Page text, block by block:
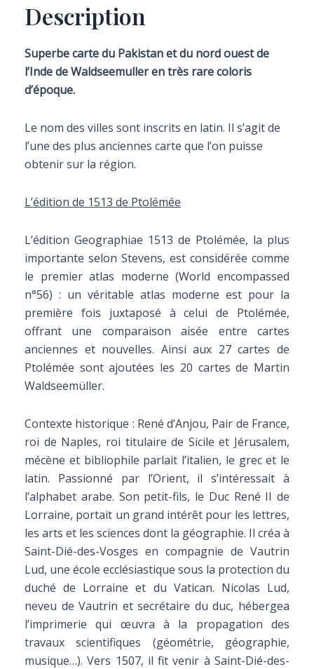
Description
Superbe carte du Pakistan et du nord ouest de
l’Indede Waldseemuller en très rare coloris
d’époque.
Le nom des villes sont inscrits en latin. Il s’agit de
l’une des plus anciennes carte que l’on puisse
obtenir sur la région.
L’édition de 1513 de Ptolémée
L’édition Geographiae 1513 de Ptolémée, la plus
importante selon Stevens, est considérée comme
le premier atlas moderne (World encompassed
n°56) : un véritable atlas moderne est pour la
première fois juxtaposé à celui de Ptolémée,
offrant une comparaison aisée entre cartes
anciennes et nouvelles. Ainsi aux 27 cartes de
Ptolémée sont ajoutées les 20 cartes de Martin
Waldseemüller.
Contexte historique : René d’Anjou, Pair de France,
roi de Naples, roi titulaire de Sicile et Jérusalem,
mécène et bibliophile parlait l’italien, le grec et le
latin. Passionné par l’Orient, il s’intéressait à
l’alphabet arabe. Son petit-fils, le Duc René II de
Lorraine, portait un grand intérêt pour les lettres,
les arts et les sciences dont la géographie. Il créa à
Saint-Dié-des-Vosges en compagnie de Vautrin
Lud, une école ecclésiastique sous la protection du
duché de Lorraine et du Vatican. Nicolas Lud,
neveu de Vautrin et secrétaire du duc, hébergea
l’imprimerie qui œuvra à la propagation des
travaux scientifiques (géométrie, géographie,
musique…). Vers 1507, il fit venir à Saint-Dié-des-